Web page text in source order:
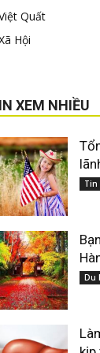
Quất
Hội
XEM NHIỀU
Tin
Du